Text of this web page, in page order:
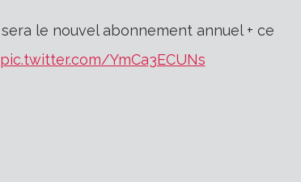
le nouvel abonnement annuel + ce
pic.twitter.com/YmCa3ECUNs